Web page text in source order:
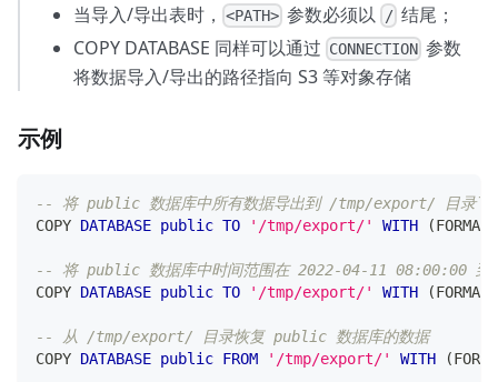
当导入/导出表时， <PATH> 参数必须以 /结尾；
COPY DATABASE 同样可以通过 CONNECTION 参数
将数据导入/导出的路径指向 S3 等对象存储
示例
-- 将 public 数据库中所有数据导出到 /tmp/export/ 目录下
COPY DATABASE public TO '/tmp/export/' WITH (FORMAT
-- 将 public 数据库中时间范围在 2022-04-11 08:00:00
COPY DATABASE public TO '/tmp/export/' WITH (FORMAT
-- 从 /tmp/export/ 目录恢复 public 数据库的数据
COPY DATABASE public FROM '/tmp/export/' WITH (